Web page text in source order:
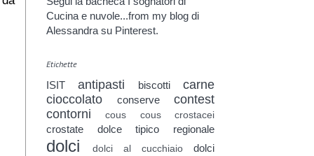
Cucina e nuvole...from my blog di
Alessandra su Pinterest.
Etichette
ISIT antipasti biscotti
carne
cioccolato
conserve
contest
contorni
cous cous crostacei
crostate dolce tipico regionale
dolci dolci al cucchiaio
dolci